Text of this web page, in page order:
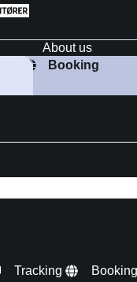
About us
Booking
Tracking Booking